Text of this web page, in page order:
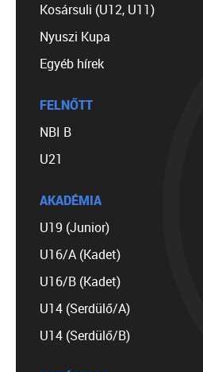
Kosársuli (U12, U11)
Nyuszi Kupa
Egyéb hírek
FELNŐTT
NBI B
U21
AKADÉMIA
U19 (Junior)
U16/A (Kadet)
U16/B (Kadet)
U14 (Serdülő/A)
U14 (Serdülő/B)